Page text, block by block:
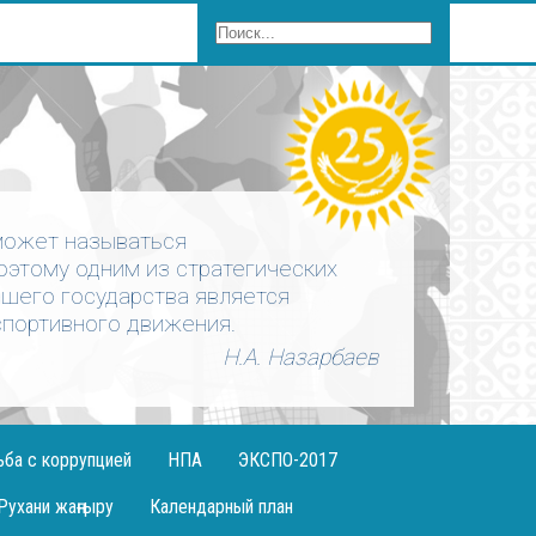
называться
одним из стратегических
государства является
движения.
Н.А. Назарбаев
с коррупцией НПА ЭКСПО-2017
жаңғыру
Календарный план